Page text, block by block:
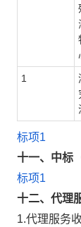
1
标项1
十一、中标
标项1
十二、代理
1.代理服务